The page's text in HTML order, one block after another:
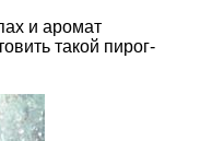
и аромат
такой пирог-